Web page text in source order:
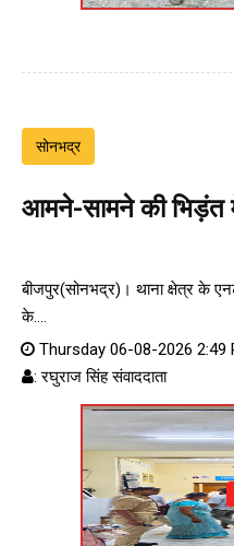
सोनभद्र
आमने-सामने की भिड़ंत
बीजपुर(सोनभद्र)। थाना क्षेत्र के
के....
Thursday 06-08-2026 2:49
: रघुराज सिंह संवाददाता